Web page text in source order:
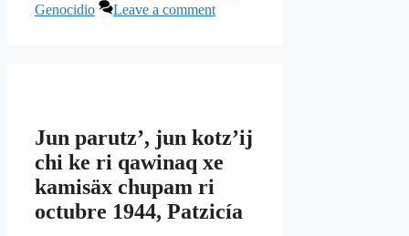
Genocidio
Leave a comment
Jun parutz’, jun kotz’ij
chi ke ri qawinaq xe
kamisäx chupam ri
octubre 1944, Patzicía